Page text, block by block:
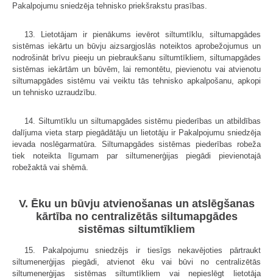
Pakalpojumu sniedzēja tehnisko priekšrakstu prasības.
13. Lietotājam ir pienākums ievērot siltumtīklu, siltumapgādes
sistēmas iekārtu un būvju aizsargjoslās noteiktos aprobežojumus un
nodrošināt brīvu pieeju un piebraukšanu siltumtīkliem, siltumapgādes
sistēmas iekārtām un būvēm, lai remontētu, pievienotu vai atvienotu
siltumapgādes sistēmu vai veiktu tās tehnisko apkalpošanu, apkopi
un tehnisko uzraudzību.
14. Siltumtīklu un siltumapgādes sistēmu piederības un atbildības
dalījuma vieta starp piegādātāju un lietotāju ir Pakalpojumu sniedzēja
ievada noslēgarmatūra. Siltumapgādes sistēmas piederības robeža
tiek noteikta līgumam par siltumenerģijas piegādi pievienotajā
robežaktā vai shēmā.
V. Ēku un būvju atvienošanas un atslēgšanas
kārtība no centralizētās siltumapgādes
sistēmas siltumtīkliem
15. Pakalpojumu sniedzējs ir tiesīgs nekavējoties pārtraukt
siltumenerģijas piegādi, atvienot ēku vai būvi no centralizētās
siltumenerģijas sistēmas siltumtīkliem vai nepieslēgt lietotāja